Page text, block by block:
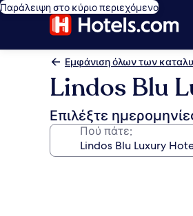
Παράλειψη στο κύριο περιεχόμενο
Εμφάνιση όλων των
Lindos Blu
Επιλέξτε
Πού πάτε;